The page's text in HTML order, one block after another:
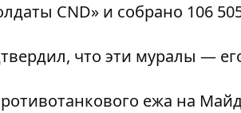
CND» и собрано 106
что эти муралы —
ежа на